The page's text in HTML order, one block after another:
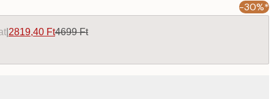
-30%*
2819,40 Ft4699 Ft